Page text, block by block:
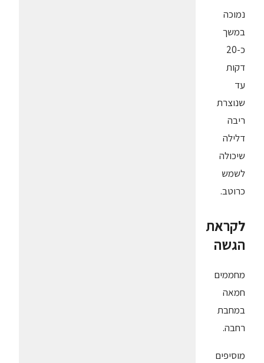
נמוכה
במשך
כ-20
דקות
עד
שנוצרת
ריבה
דלילה
שיכולה
לשמש
כרוטב.
לקראת
הגשה
מחממים
חמאה
במחבת
רחבה.
מוסיפים